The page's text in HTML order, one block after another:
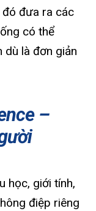
đưa ra các
có thể
dù là đơn giản
–
học, giới tính,
điệp riêng